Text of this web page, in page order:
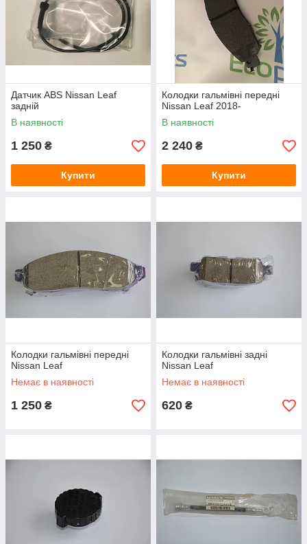
Датчик ABS Nissan Leaf
задній
В наявності
1 250 ₴
Купити
Колодки гальмівні передні
Nissan Leaf 2018-
В наявності
2 240 ₴
Купити
Колодки гальмівні передні
Nissan Leaf
Немає в наявності
1 250 ₴
Колодки гальмівні задні
Nissan Leaf
Немає в наявності
620 ₴